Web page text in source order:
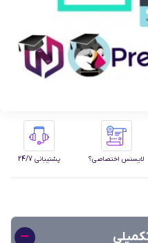
لایسنس اختصاصی؟ پشتیبانی 24/7